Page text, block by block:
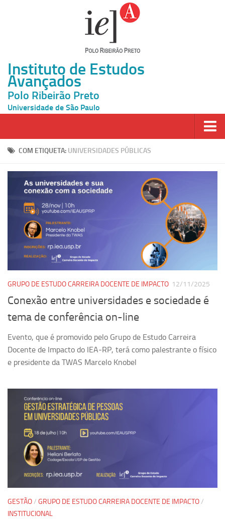
Instituto de Estudos
Avançados
Polo Ribeirão Preto
Universidade de São Paulo
Página Inicial
Inscrição
Atividades
Cátedras
Pesquisa
Grupos de Estudo
em Saúde com foco em Populações Vulneráveis
Grupos de estudo encerrados
Grupos de Pesquisa
Direito e Tecnologia (Tech Law)
Grupo de Pesquisa GPUBLIC – Centro de Estudos em Gestão
e Políticas Públicas Contemporâneas
Grupos de pesquisa encerrados
Ano Sabático
Daniel Domingues dos Santos
Programas Ano Sabático Encerrados
Cíntia Rosa Pereira de Lima
COM ETIQUETA: UNIVERSIDADES PÚBLICAS
GRUPO DE ESTUDO CARREIRA DOCENTE DE IMPACTO 12/11/2025
Conexão entre universidades e sociedade é
tema de conferência on-line
Evento, que é promovido pelo Grupo de Estudo Carreira
Docente de Impacto do IEA-RP, terá como palestrante o físico
e presidente da TWAS Marcelo Knobel
GESTÃO/ GRUPO DE ESTUDO CARREIRA DOCENTE DE IMPACTO/
INSTITUCIONAL